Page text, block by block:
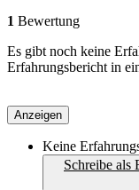
1 Bewertung
Es gibt noch keine
Erfahrungsbericht in
Anzeigen
Keine
Schreibe als